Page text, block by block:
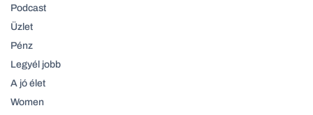
Podcast
Üzlet
Pénz
Legyél jobb
A jó élet
Women